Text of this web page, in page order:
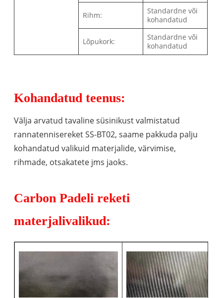
Rihm:
Standardne või
kohandatud
Lõpukork:
Standardne või
kohandatud
Kohandatud teenus:
Välja arvatud tavaline süsinikust valmistatud
rannatennisereket SS-BT02, saame pakkuda palju
kohandatud valikuid materjalide, värvimise,
rihmade, otsakatete jms jaoks.
Carbon Padeli reketi
materjalivalikud: